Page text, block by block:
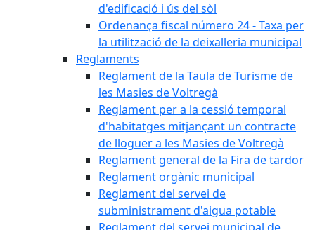
d'edificació i ús del sòl
Ordenança fiscal número 24 - Taxa per
la utilització de la deixalleria municipal
Reglaments
Reglament de la Taula de Turisme de
les Masies de Voltregà
Reglament per a la cessió temporal
d'habitatges mitjançant un contracte
de lloguer a les Masies de Voltregà
Reglament general de la Fira de tardor
Reglament orgànic municipal
Reglament del servei de
subministrament d'aigua potable